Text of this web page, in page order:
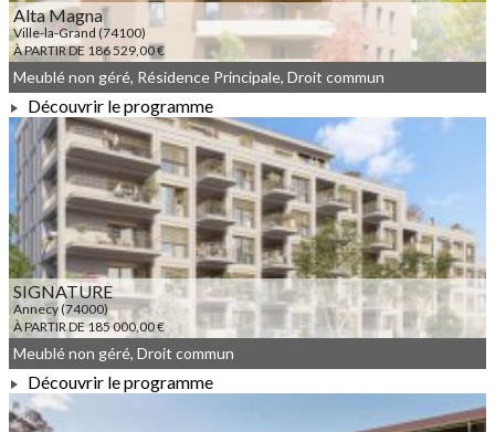
Alta Magna
Ville-la-Grand (74100)
À PARTIR DE 186 529,00 €
À PARTIR DE 186 529,00 €
Meublé non géré, Résidence Principale, Droit commun
Découvrir le programme
SIGNATURE
Annecy (74000)
À PARTIR DE 185 000,00 €
Meublé non géré, Droit commun
Découvrir le programme